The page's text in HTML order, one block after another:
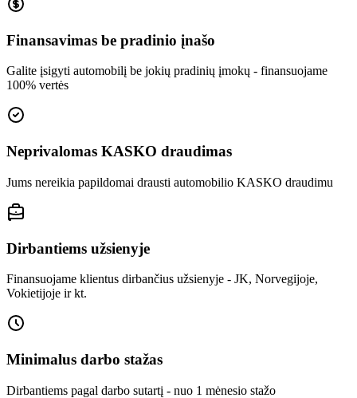
Finansavimas be pradinio įnašo
Galite įsigyti automobilį be jokių pradinių įmokų - finansuojame
100% vertės
Neprivalomas KASKO draudimas
Jums nereikia papildomai drausti automobilio KASKO draudimu
Dirbantiems užsienyje
Finansuojame klientus dirbančius užsienyje - JK, Norvegijoje,
Vokietijoje ir kt.
Minimalus darbo stažas
Dirbantiems pagal darbo sutartį - nuo 1 mėnesio stažo